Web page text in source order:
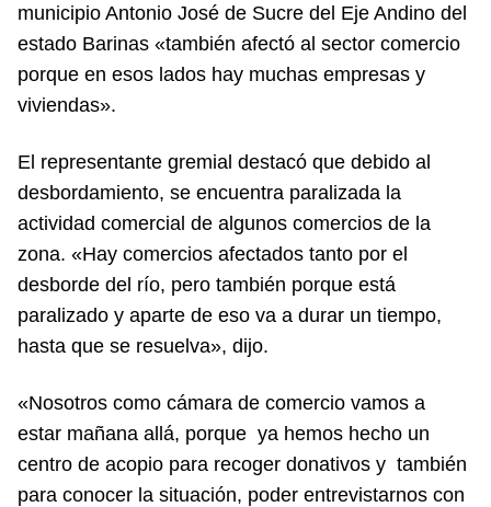
municipio Antonio José de Sucre del Eje Andino del
estado Barinas «también afectó al sector comercio
porque en esos lados hay muchas empresas y
viviendas».
El representante gremial destacó que debido al
desbordamiento, se encuentra paralizada la
actividad comercial de algunos comercios de la
zona. «Hay comercios afectados tanto por el
desborde del río, pero también porque está
paralizado y aparte de eso va a durar un tiempo,
hasta que se resuelva», dijo.
«Nosotros como cámara de comercio vamos a
estar mañana allá, porque ya hemos hecho un
centro de acopio para recoger donativos y también
para conocer la situación, poder entrevistarnos con